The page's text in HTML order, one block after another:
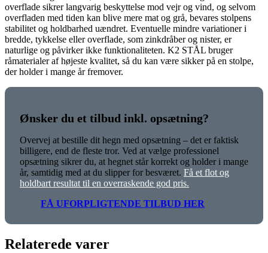
overflade sikrer langvarig beskyttelse mod vejr og vind, og selvom
overfladen med tiden kan blive mere mat og grå, bevares stolpens
stabilitet og holdbarhed uændret. Eventuelle mindre variationer i
bredde, tykkelse eller overflade, som zinkdråber og nister, er
naturlige og påvirker ikke funktionaliteten. K2 STÅL bruger
råmaterialer af højeste kvalitet, så du kan være sikker på en stolpe,
der holder i mange år fremover.
Ønsker du et tilbud inkl. opsætning?
Overvej at bestille dit hegn med opsætning – det er faktisk
billigere, end de fleste tror. Ved at vælge professionel
opsætning sikrer du, at hegnet står korrekt og holder i mange
år, samtidig med at du slipper for besværet. Få et flot og
holdbart resultat til en overraskende god pris.
FÅ UFORPLIGTENDE TILBUD HER
Relaterede varer